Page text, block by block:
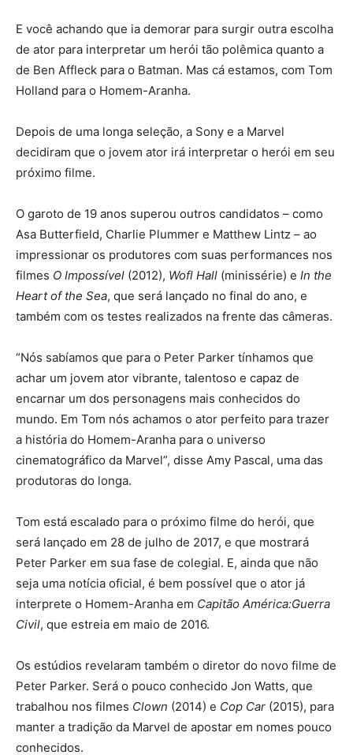
E você achando que ia demorar para surgir outra escolha
de ator para interpretar um herói tão polêmica quanto a
de Ben Affleck para o Batman. Mas cá estamos, com Tom
Holland para o Homem-Aranha.
Depois de uma longa seleção, a Sony e a Marvel
decidiram que o jovem ator irá interpretar o herói em seu
próximo filme.
O garoto de 19 anos superou outros candidatos – como
Asa Butterfield, Charlie Plummer e Matthew Lintz – ao
impressionar os produtores com suas performances nos
filmes O Impossível (2012), Wofl Hall (minissérie) e In the
Heart of the Sea, que será lançado no final do ano, e
também com os testes realizados na frente das câmeras.
“Nós sabíamos que para o Peter Parker tínhamos que
achar um jovem ator vibrante, talentoso e capaz de
encarnar um dos personagens mais conhecidos do
mundo. Em Tom nós achamos o ator perfeito para trazer
a história do Homem-Aranha para o universo
cinematográfico da Marvel”, disse Amy Pascal, uma das
produtoras do longa.
Tom está escalado para o próximo filme do herói, que
será lançado em 28 de julho de 2017, e que mostrará
Peter Parker em sua fase de colegial. E, ainda que não
seja uma notícia oficial, é bem possível que o ator já
interprete o Homem-Aranha em Capitão América:Guerra
Civil, que estreia em maio de 2016.
Os estúdios revelaram também o diretor do novo filme de
Peter Parker. Será o pouco conhecido Jon Watts, que
trabalhou nos filmes Clown (2014) e Cop Car (2015), para
manter a tradição da Marvel de apostar em nomes pouco
conhecidos.